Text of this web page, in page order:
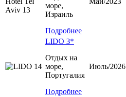
море,
Израиль
Подробнее
LIDO 3*
Отдых на
море,
Португалия
Подробнее
Июль/2026